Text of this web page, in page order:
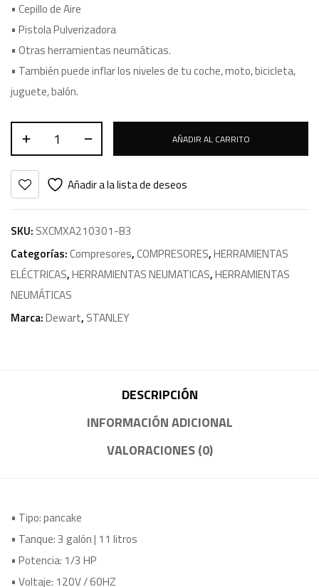
• Cepillo de Aire
• Pistola Pulverizadora
• Otras herramientas neumáticas.
• También puede inflar los niveles de tu coche, moto, bicicleta,
juguete, balón.
AÑADIR AL CARRITO
Añadir a la lista de deseos
SKU: SXCMXA210301-B3
Categorías:Compresores,COMPRESORES,HERRAMIENTAS
ELÉCTRICAS,HERRAMIENTAS NEUMATICAS,HERRAMIENTAS
NEUMÁTICAS
Marca:Dewart, STANLEY
DESCRIPCIÓN
INFORMACIÓN ADICIONAL
VALORACIONES (0)
• Tipo: pancake
• Tanque: 3 galón | 11 litros
• Potencia: 1/3 HP
• Voltaje: 120V / 60HZ